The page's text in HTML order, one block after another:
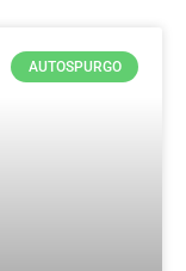
AUTOSPURGO